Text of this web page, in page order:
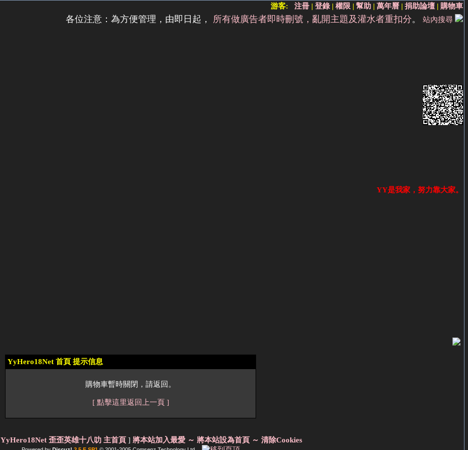
游客: 注冊 | 登錄 | 權限 | 幫助 | 萬年曆 | 捐助論壇 | 購物車
各位注意：為方便管理，由即日起， 所有做廣告者即時刪號，亂開主題及灌水者重扣分。 站內搜尋
YY是我家，努力靠大家。
YyHero18Net 首頁 提示信息
購物車暫時關閉，請返回。
[ 點擊這里返回上一頁 ]
YyHero18Net 歪歪英雄十八叻 主首頁] 將本站加入最愛 ～ 將本站設為首頁 ～ 清除Cookies